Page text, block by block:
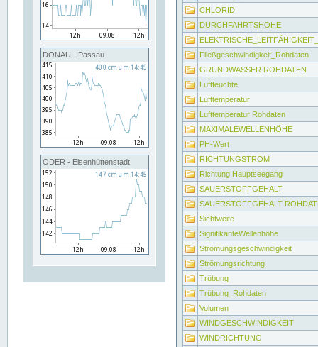
DONAU - Passau
ODER - Eisenhüttenstadt
CHLORID
DURCHFAHRTSHÖHE
Fließgeschwindigkeit_Rohdaten
GRUNDWASSER ROHDATEN
Luftfeuchte
Lufttemperatur
Lufttemperatur Rohdaten
MAXIMALEWELLENHÖHE
PH-Wert
RICHTUNGSTROM
Richtung Hauptseegang
SAUERSTOFFGEHALT
SAUERSTOFFGEHALT
Sichtweite
SignifikanteWellenhöhe
Strömungsgeschwindigkeit
Strömungsrichtung
Trübung
Trübung_Rohdaten
Volumen
WINDGESCHWINDIGKEIT
WINDRICHTUNG